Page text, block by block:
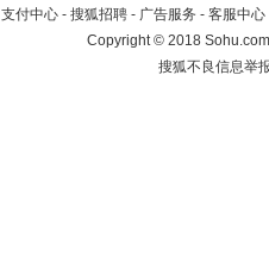
支付中心 - 搜狐招聘 - 广告服务 - 客服中心
Copyright©2018
搜狐不良信息举